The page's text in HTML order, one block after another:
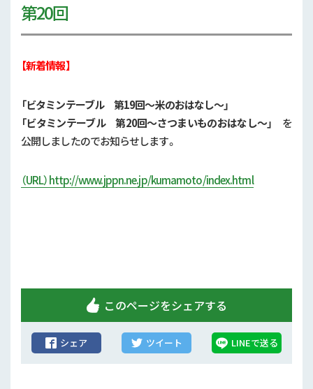
第20回
【新着情報】
「ビタミンテーブル 第19回～米のおはなし～」
「ビタミンテーブル 第20回～さつまいものおはなし～」 を
公開しましたのでお知らせします。
（URL）http://www.jppn.ne.jp/kumamoto/index.html
このページをシェアする
シェア ツイート LINEで送る
スマート農業
気象
現地情報
病害虫
農業コンクール大会
2024年 (125)
2021年 (173)
2019年 (5)